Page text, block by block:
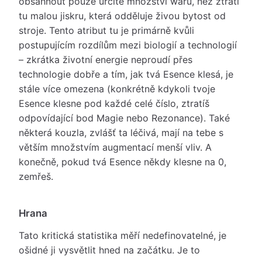
tu malou jiskru, která odděluje živou bytost od
stroje. Tento atribut tu je primárně kvůli
postupujícím rozdílům mezi biologií a technologií
– zkrátka životní energie neproudí přes
technologie dobře a tím, jak tvá Esence klesá, je
stále více omezena (konkrétně kdykoli tvoje
Esence klesne pod každé celé číslo, ztratíš
odpovídající bod Magie nebo Rezonance). Také
některá kouzla, zvlášť ta léčivá, mají na tebe s
větším množstvím augmentací menší vliv. A
konečně, pokud tvá Esence někdy klesne na 0,
zemřeš.
Hrana
Tato kritická statistika měří nedefinovatelné, je
ošidné ji vysvětlit hned na začátku. Je to